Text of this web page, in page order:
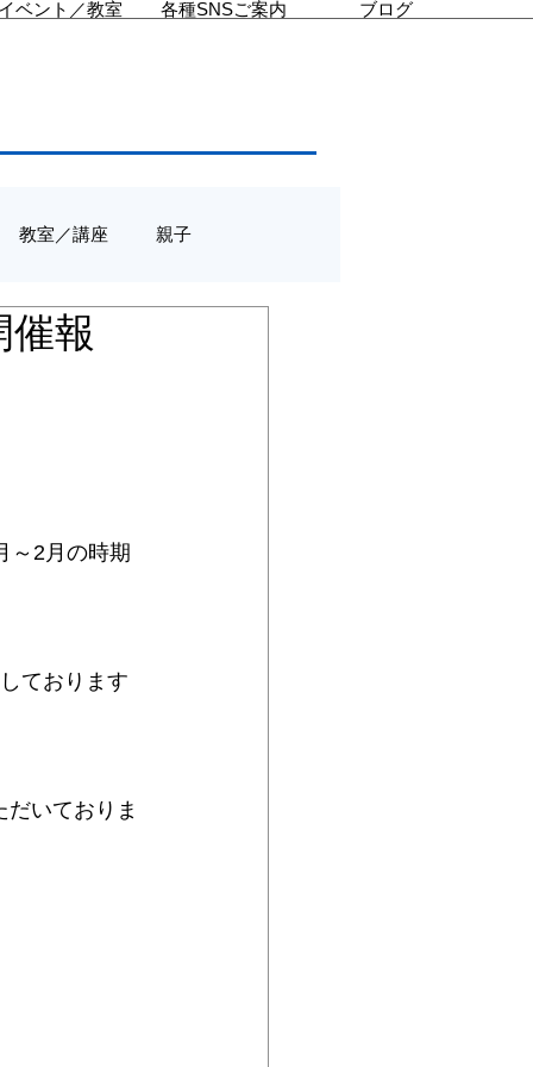
ベント／教室 各種SNSご案内 ブログ
教室／講座 親子
報
～2月の時期
ております
いておりま